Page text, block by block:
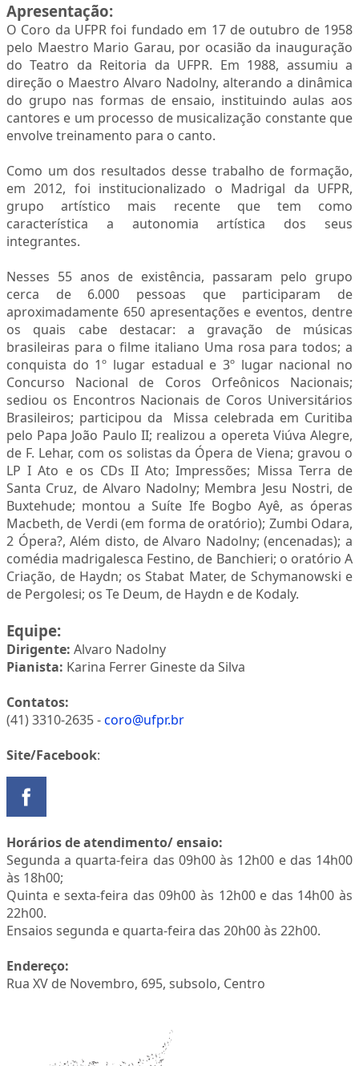
Apresentação:
O Coro da UFPR foi fundado em 17 de outubro de 1958
pelo Maestro Mario Garau, por ocasião da inauguração
do Teatro da Reitoria da UFPR. Em 1988, assumiu a
direção o Maestro Alvaro Nadolny, alterando a dinâmica
do grupo nas formas de ensaio, instituindo aulas aos
cantores e um processo de musicalização constante que
envolve treinamento para o canto.
Como um dos resultados desse trabalho de formação,
em 2012, foi institucionalizado o Madrigal da UFPR,
grupo artístico mais recente que tem como
característica a autonomia artística dos seus
integrantes.
Nesses 55 anos de existência, passaram pelo grupo
cerca de 6.000 pessoas que participaram de
aproximadamente 650 apresentações e eventos, dentre
os quais cabe destacar: a gravação de músicas
brasileiras para o filme italiano Uma rosa para todos; a
conquista do 1º lugar estadual e 3º lugar nacional no
Concurso Nacional de Coros Orfeônicos Nacionais;
sediou os Encontros Nacionais de Coros Universitários
Brasileiros; participou da Missa celebrada em Curitiba
pelo Papa João Paulo II; realizou a opereta Viúva Alegre,
de F. Lehar, com os solistas da Ópera de Viena; gravou o
LP I Ato e os CDs II Ato; Impressões; Missa Terra de
Santa Cruz, de Alvaro Nadolny; Membra Jesu Nostri, de
Buxtehude; montou a Suíte Ife Bogbo Ayê, as óperas
Macbeth, de Verdi (em forma de oratório); Zumbi Odara,
2 Ópera?, Além disto, de Alvaro Nadolny; (encenadas); a
comédia madrigalesca Festino, de Banchieri; o oratório A
Criação, de Haydn; os Stabat Mater, de Schymanowski e
de Pergolesi; os Te Deum, de Haydn e de Kodaly.
Equipe:
Dirigente: Alvaro Nadolny
Pianista: Karina Ferrer Gineste da Silva
Contatos:
(41) 3310-2635 -coro@ufpr.br
Site/Facebook:
Horários de atendimento/ ensaio:
Segunda a quarta-feira das 09h00 às 12h00 e das 14h00
às 18h00;
Quinta e sexta-feira das 09h00 às 12h00 e das 14h00 às
22h00.
Ensaios segunda e quarta-feira das 20h00 às 22h00.
Endereço:
Rua XV de Novembro, 695, subsolo, Centro